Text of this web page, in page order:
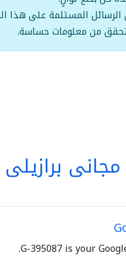
الرسائل المستلمة على هذا
من معلومات حساسة.
G-395087 is your